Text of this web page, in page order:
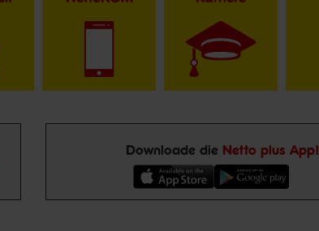
Downloade die Netto plus App!